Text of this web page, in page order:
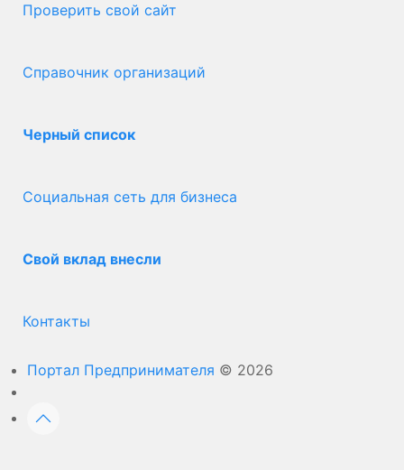
Проверить свой сайт
Справочник организаций
Черный список
Социальная сеть для бизнеса
Свой вклад внесли
Контакты
Портал Предпринимателя © 2026